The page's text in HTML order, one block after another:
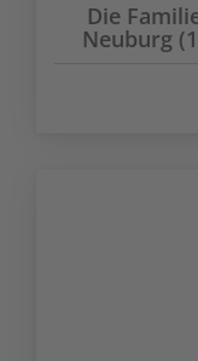
Die
Neuburg